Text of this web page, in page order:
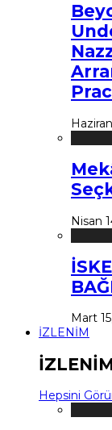
Nisan
Mart
İZLENİM
Hepsini